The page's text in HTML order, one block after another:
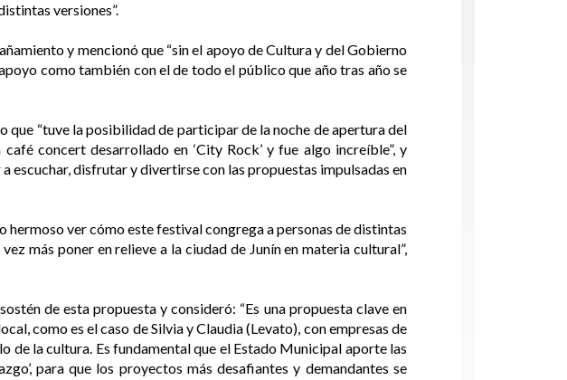
versiones”.
y mencionó que “sin el apoyo de Cultura y del Gobierno
como también con el de todo el público que año tras año se
“tuve la posibilidad de participar de la noche de apertura del
concert desarrollado en ‘City Rock’ y fue algo increíble”, y
escuchar, disfrutar y divertirse con las propuestas impulsadas en
hermoso ver cómo este festival congrega a personas de distintas
más poner en relieve a la ciudad de Junín en materia cultural”,
de esta propuesta y consideró: “Es una propuesta clave en
como es el caso de Silvia y Claudia (Levato), con empresas de
la cultura. Es fundamental que el Estado Municipal aporte las
para que los proyectos más desafiantes y demandantes se